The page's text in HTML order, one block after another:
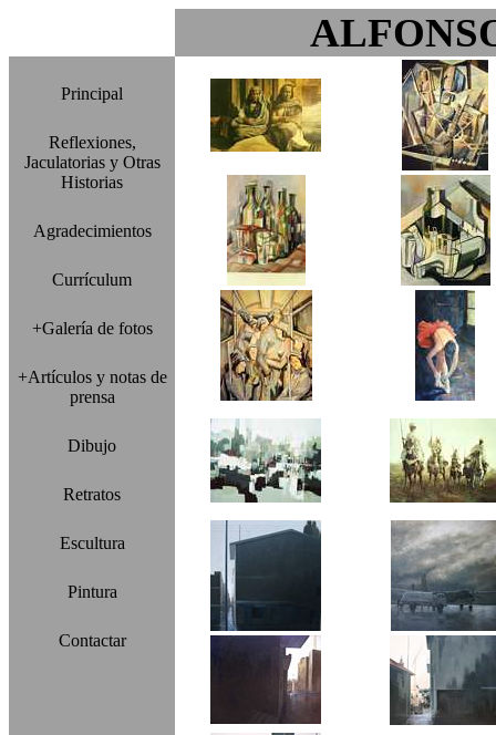
Principal
Reflexiones,
Jaculatorias y Otras
Historias
Agradecimientos
Currículum
+Galería de fotos
+Artículos y notas de
prensa
Dibujo
Retratos
Escultura
Pintura
Contactar